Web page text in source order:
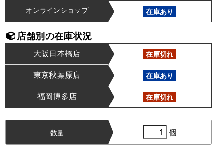
オンラインショップ 在庫あり
店舗別の在庫状況
大阪日本橋店 在庫切れ
東京秋葉原店 在庫あり
福岡博多店 在庫切れ
数量 個